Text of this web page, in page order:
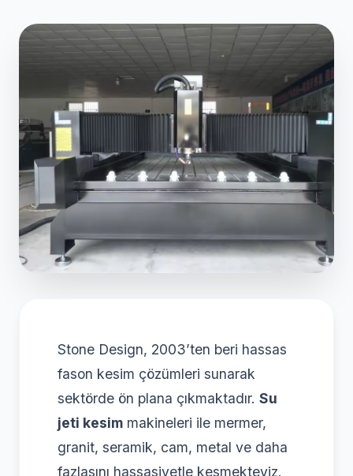
Stone Design, 2003’ten beri hassas
fason kesim çözümleri sunarak
sektörde ön plana çıkmaktadır. Su
jeti kesim makineleri ile mermer,
granit, seramik, cam, metal ve daha
fazlasını hassasiyetle kesmekteyiz.